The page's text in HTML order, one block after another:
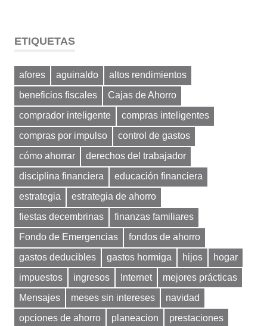
ETIQUETAS
afores aguinaldo
altos rendimientos
beneficios fiscales
Cajas de Ahorro
comprador inteligente
compras inteligentes
compras por impulso
control de gastos
cómo ahorrar
derechos del trabajador
disciplina financiera
educación financiera
estrategia
estrategia de ahorro
fiestas decembrinas
finanzas familiares
Fondo de Emergencias
fondos de ahorro
gastos deducibles
gastos hormiga hijos
hogar
impuestos
ingresos Internet
mejores prácticas
Mensajes
meses sin intereses
navidad
opciones de ahorro
planeacion prestaciones